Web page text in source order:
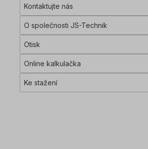
Kontaktujte nás
O společnosti JS-Technik
Otisk
Online kalkulačka
Ke stažení